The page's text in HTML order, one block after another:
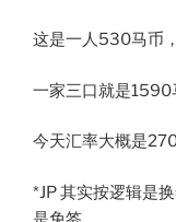
这是一人530马币，
一家三口就是1590
今天汇率大概是
*JP 其实按逻辑是